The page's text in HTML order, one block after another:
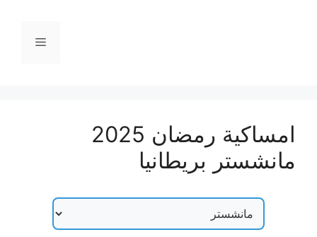
القائمة
امساكية رمضان 2025
مانشستر بريطانيا